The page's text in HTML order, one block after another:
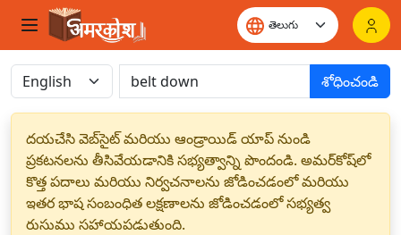
శోధించండి
దయచేసి వెబ్‌సైట్ మరియు ఆండ్రాయిడ్ యాప్ నుండి
ప్రకటనలను తీసివేయడానికి సభ్యత్వాన్ని పొందండి. అమర్‌కోష్‌లో
కొత్త పదాలు మరియు నిర్వచనాలను జోడించడంలో మరియు
ఇతర భాష సంబంధిత లక్షణాలను జోడించడంలో సభ్యత్వ
రుసుము సహాయపడుతుంది.